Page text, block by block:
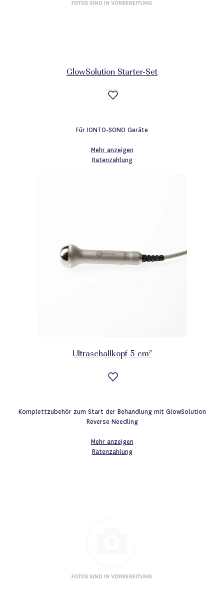
GlowSolution Starter-Set
Auf
die
Für IONTO-SONO Geräte
Mehr anzeigen
Ratenzahlung
Ultraschallkopf 5 cm²
Auf
die
Komplettzubehör zum Start der Behandlung mit GlowSolution
Reverse Needling
Mehr anzeigen
Ratenzahlung